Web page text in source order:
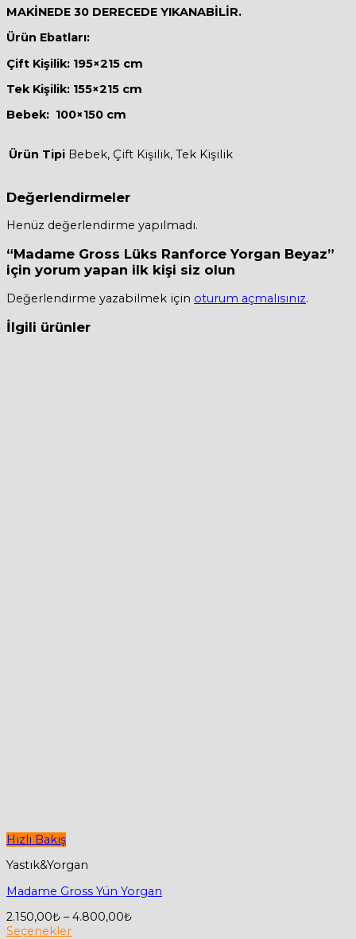
MAKİNEDE 30 DERECEDE YIKANABİLİR.
Ürün Ebatları:
Çift Kişilik: 195×215 cm
Tek Kişilik: 155×215 cm
Bebek: 100×150 cm
Ürün Tipi Bebek, Çift Kişilik, Tek Kişilik
Değerlendirmeler
Henüz değerlendirme yapılmadı.
“Madame Gross Lüks Ranforce Yorgan Beyaz”
için yorum yapan ilk kişi siz olun
Değerlendirme yazabilmek için oturum açmalısınız.
İlgili ürünler
Hızlı Bakış
Yastık&Yorgan
Madame Gross Yün Yorgan
2.150,00₺ –4.800,00₺Fiyat
Seçenekler